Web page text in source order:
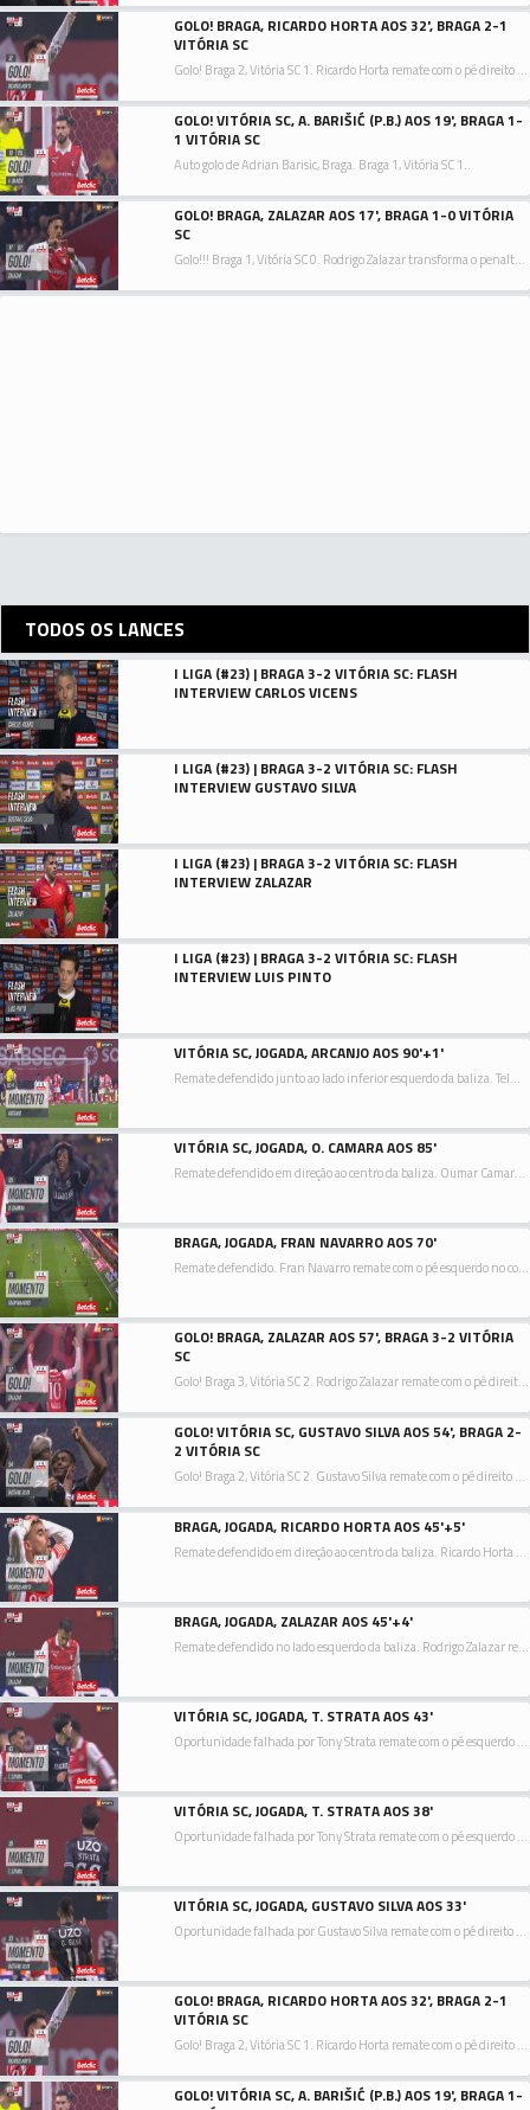
GOLO! BRAGA, RICARDO HORTA AOS 32', BRAGA 2-1
VITÓRIA SC
Golo! Braga 2, Vitória SC 1. Ricardo Horta remate com o pé direito no coração da área acertando no centro da baliza. Assistência de Rodrigo Zalazar.
GOLO! VITÓRIA SC, A. BARIŠIĆ (P.B.) AOS 19', BRAGA 1-
1 VITÓRIA SC
Auto golo de Adrian Barisic, Braga. Braga 1, Vitória SC 1..
GOLO! BRAGA, ZALAZAR AOS 17', BRAGA 1-0 VITÓRIA
SC
Golo!!! Braga 1, Vitória SC 0. Rodrigo Zalazar transforma o penalty, remate com o pé direito.
TODOS OS LANCES
I LIGA (#23) | BRAGA 3-2 VITÓRIA SC: FLASH
INTERVIEW CARLOS VICENS
I LIGA (#23) | BRAGA 3-2 VITÓRIA SC: FLASH
INTERVIEW GUSTAVO SILVA
I LIGA (#23) | BRAGA 3-2 VITÓRIA SC: FLASH
INTERVIEW ZALAZAR
I LIGA (#23) | BRAGA 3-2 VITÓRIA SC: FLASH
INTERVIEW LUIS PINTO
VITÓRIA SC, JOGADA, ARCANJO AOS 90'+1'
Remate defendido junto ao lado inferior esquerdo da baliza. Telmo Arcanjo remate com o pé esquerdo no coração da área.
VITÓRIA SC, JOGADA, O. CAMARA AOS 85'
Remate defendido em direção ao centro da baliza. Oumar Camara remate com o pé direito no coração da área. Assistência de Gonçalo Nogueira com um passe em profundidade.
BRAGA, JOGADA, FRAN NAVARRO AOS 70'
Remate defendido. Fran Navarro remate com o pé esquerdo no coração da área.
GOLO! BRAGA, ZALAZAR AOS 57', BRAGA 3-2 VITÓRIA
SC
Golo! Braga 3, Vitória SC 2. Rodrigo Zalazar remate com o pé direito no coração da área ao lado inferior direito da baliza. Assistência de Ricardo Horta.
GOLO! VITÓRIA SC, GUSTAVO SILVA AOS 54', BRAGA 2-
2 VITÓRIA SC
Golo! Braga 2, Vitória SC 2. Gustavo Silva remate com o pé direito em frente à baliza.
BRAGA, JOGADA, RICARDO HORTA AOS 45'+5'
Remate defendido em direção ao centro da baliza. Ricardo Horta remate com o pé esquerdo do lado esquerdo da área. Assistência de Pau Víctor.
BRAGA, JOGADA, ZALAZAR AOS 45'+4'
Remate defendido no lado esquerdo da baliza. Rodrigo Zalazar remate com o pé direito do lado direito da área. Assistência de Pau Víctor.
VITÓRIA SC, JOGADA, T. STRATA AOS 43'
Oportunidade falhada por Tony Strata remate com o pé esquerdo de fora da área. Assistência de João Mendes depois de um livre.
VITÓRIA SC, JOGADA, T. STRATA AOS 38'
Oportunidade falhada por Tony Strata remate com o pé esquerdo de fora da área. Assistência de Gustavo Silva.
VITÓRIA SC, JOGADA, GUSTAVO SILVA AOS 33'
Oportunidade falhada por Gustavo Silva remate com o pé direito do lado direito da área. Assistência de Nélson Oliveira.
GOLO! BRAGA, RICARDO HORTA AOS 32', BRAGA 2-1
VITÓRIA SC
Golo! Braga 2, Vitória SC 1. Ricardo Horta remate com o pé direito no coração da área acertando no centro da baliza. Assistência de Rodrigo Zalazar.
GOLO! VITÓRIA SC, A. BARIŠIĆ (P.B.) AOS 19', BRAGA 1-